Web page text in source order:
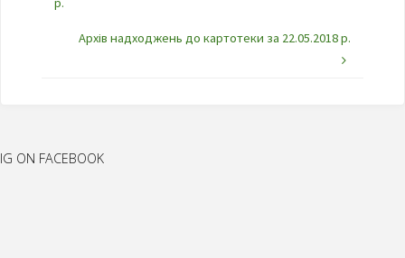
Архів надходжень до картотеки за 22.05.2018 р.
IG ON FACEBOOK